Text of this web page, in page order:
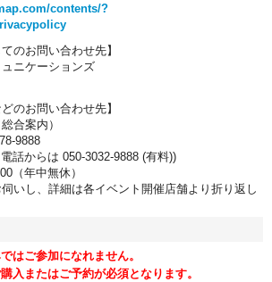
contents/?
のお問い合わせ先】
ニケーションズ
のお問い合わせ先】
合案内）
9888
話からは 050-3032-9888 (有料))
（年中無休）
いし、詳細は各イベント開催店舗より折り返し
はご参加になれません。
入またはご予約が必須となります。